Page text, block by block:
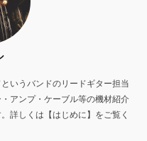
いうバンドのリードギター担当
アンプ・ケーブル等の機材紹介
詳しくは【はじめに】をご覧く